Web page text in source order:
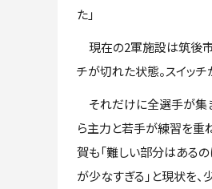
た」
現在の2軍施設は筑後市
チが切れた状態。スイッチ
それだけに全選手が集
ら主力と若手が練習を重
賀も「難しい部分はある
が少なすぎる」と現状を、